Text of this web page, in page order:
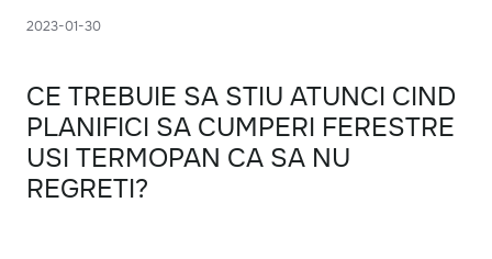
2023-01-30
CE TREBUIE SA STIU ATUNCI CIND
PLANIFICI SA CUMPERI FERESTRE
USI TERMOPAN CA SA NU
REGRETI?